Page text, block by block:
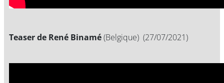
Teaser de René Binamé(Belgique) (27/07/2021)